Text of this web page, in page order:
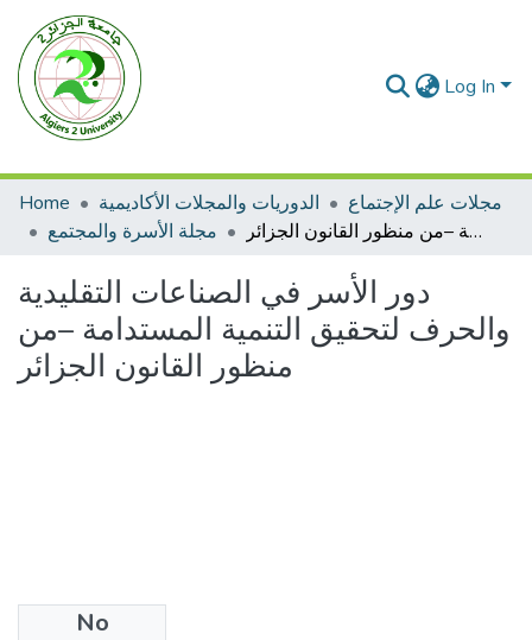
Log In
Home الدوريات والمجلات الأكاديمية
مجلات علم الإجتماع
مجلة الأسرة والمجتمع
دور الأسر في الصناعات التقليدية والحرف لتحقيق التنمية المستدامة –من منظور القانون الجزائر
دور الأسر في الصناعات التقليدية
والحرف لتحقيق التنمية المستدامة –من
منظور القانون الجزائر
No